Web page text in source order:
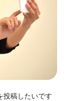
投稿したいです